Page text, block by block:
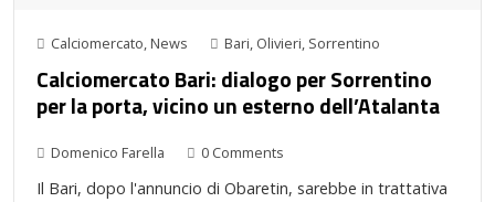
Calciomercato, News Bari, Olivieri, Sorrentino
Calciomercato Bari: dialogo per Sorrentino
per la porta, vicino un esterno dell’Atalanta
Domenico Farella 0 Comments
Il Bari, dopo l'annuncio di Obaretin, sarebbe in trattativa